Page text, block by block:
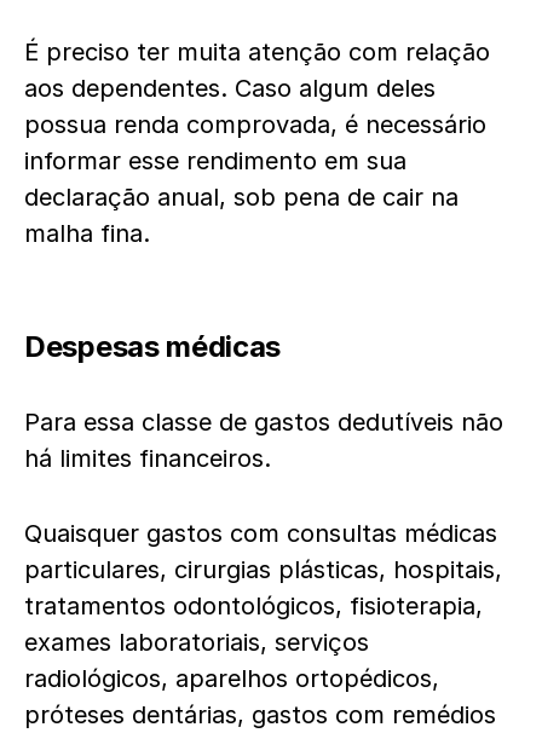
É preciso ter muita atenção com relação
aos dependentes. Caso algum deles
possua renda comprovada, é necessário
informar esse rendimento em sua
declaração anual, sob pena de cair na
malha fina.
Despesas médicas
Para essa classe de gastos dedutíveis não
há limites financeiros.
Quaisquer gastos com consultas médicas
particulares, cirurgias plásticas, hospitais,
tratamentos odontológicos, fisioterapia,
exames laboratoriais, serviços
radiológicos, aparelhos ortopédicos,
próteses dentárias, gastos com remédios